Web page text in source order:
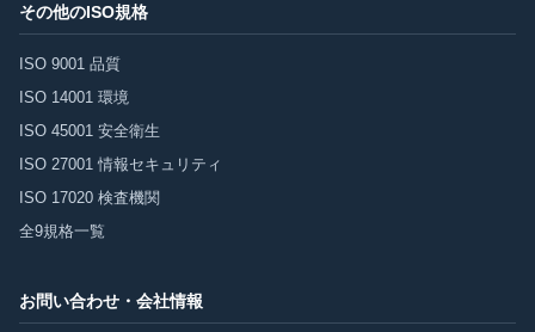
その他のISO規格
ISO 9001 品質
ISO 14001 環境
ISO 45001 安全衛生
ISO 27001 情報セキュリティ
ISO 17020 検査機関
全9規格一覧
お問い合わせ・会社情報